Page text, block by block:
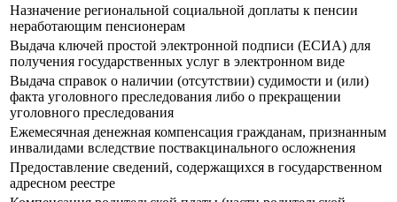
Назначение региональной социальной доплаты к пенсии
неработающим пенсионерам
Выдача ключей простой электронной подписи (ЕСИА) для
получения государственных услуг в электронном виде
Выдача справок о наличии (отсутствии) судимости и (или)
факта уголовного преследования либо о прекращении
уголовного преследования
Ежемесячная денежная компенсация гражданам, признанным
инвалидами вследствие поствакцинального осложнения
Предоставление сведений, содержащихся в государственном
адресном реестре